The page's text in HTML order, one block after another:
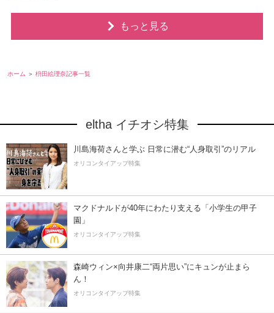
もっと見る
ホーム 枡田絵理奈記事一覧
eltha イチオシ特集
川島海荷さんと学ぶ 日常に潜む“人身取引”のリアル
オリコンタイアップ特集
マクドナルドが40年にわたり支える「小学生の甲子
園」
オリコンタイアップ特集
森崎ウィン×向井康二“両片思い”にキュンが止まら
ん！
オリコンタイアップ特集